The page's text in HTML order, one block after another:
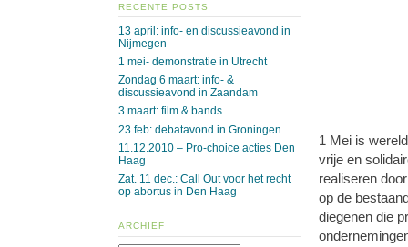
1 Mei is
vrije en
realiseren
op de
diegenen die
RECENTE POSTS
13 april: info- en discussieavond in
Nijmegen
1 mei- demonstratie in Utrecht
Zondag 6 maart: info- &
discussieavond in Zaandam
3 maart: film & bands
23 feb: debatavond in Groningen
11.12.2010 – Pro-choice acties Den
Haag
Zat. 11 dec.: Call Out voor het recht
op abortus in Den Haag
ARCHIEF